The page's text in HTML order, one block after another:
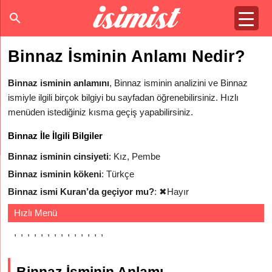
Binnaz İsminin Anlamı Nedir?
Binnaz isminin anlamını, Binnaz isminin analizini ve Binnaz
ismiyle ilgili birçok bilgiyi bu sayfadan öğrenebilirsiniz. Hızlı
menüden istediğiniz kısma geçiş yapabilirsiniz.
Binnaz İle İlgili Bilgiler
Binnaz isminin cinsiyeti: Kız, Pembe
Binnaz isminin kökeni: Türkçe
Binnaz ismi Kuran’da geçiyor mu?: ✖Hayır
Hızlı Menü